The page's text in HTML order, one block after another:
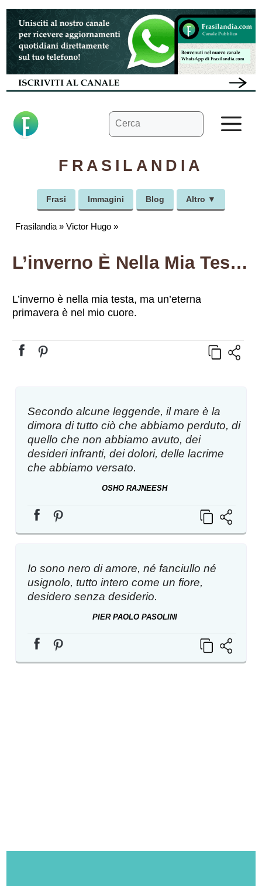
Vai
contenuto
Ricerca
per:
FRASILANDIA
Frasi Immagini Blog Altro ▼
Frasilandia »Victor Hugo »
L’inverno È Nella Mia Testa, Ma Un’eterna Primavera È Nel Mio Cuore.
L’inverno è nella mia testa, ma un’eterna
primavera è nel mio cuore.
Secondo alcune leggende, il mare è la
dimora di tutto ciò che abbiamo perduto, di
quello che non abbiamo avuto, dei
desideri infranti, dei dolori, delle lacrime
che abbiamo versato.
OSHO RAJNEESH
Io sono nero di amore, né fanciullo né
usignolo, tutto intero come un fiore,
desidero senza desiderio.
PIER PAOLO PASOLINI